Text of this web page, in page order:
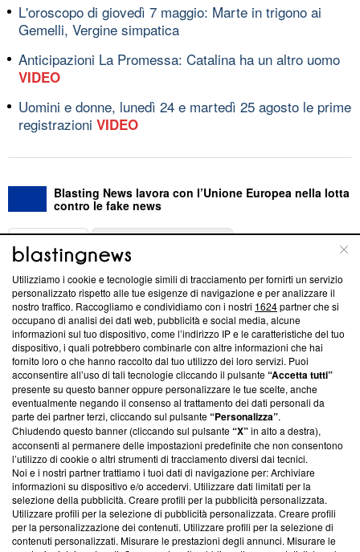
L'oroscopo di giovedì 7 maggio: Marte in trigono ai
Gemelli, Vergine simpatica
Anticipazioni La Promessa: Catalina ha un altro uomo
VIDEO
Uomini e donne, lunedì 24 e martedì 25 agosto le prime
registrazioni VIDEO
Blasting News lavora con l’Unione Europea nella lotta
contro le fake news
ABOUT
Questa sezione offre informazioni trasparenti su Blasting
News, sui nostri processi editoriali e su come ci impegniamo a
creare news di qualità. Inoltre, afferma la nostra aderenza a
‘Trust Project - News with Integrity’Blasting News non è
ancora membro del programma, ma ha richiesto di farne
parte; Trust Project non ha ancora effettuato una verifica di
conformità agli standard.
Su di noi
Team editoriale
Corporate
Redazione
Informativa Privacy
Utilizziamo i cookie e tecnologie simili di tracciamento per fornirti un servizio
personalizzato rispetto alle tue esigenze di navigazione e per analizzare il
nostro traffico. Raccogliamo e condividiamo con i nostri 1624partner che si
occupano di analisi dei dati web, pubblicità e social media, alcune
informazioni sul tuo dispositivo, come l’indirizzo IP e le caratteristiche del tuo
dispositivo, i quali potrebbero combinarle con altre informazioni che hai
fornito loro o che hanno raccolto dal tuo utilizzo dei loro servizi. Puoi
acconsentire all’uso di tali tecnologie cliccando il pulsante“Accetta tutti”
presente su questo banner oppure personalizzare le tue scelte, anche
eventualmente negando il consenso al trattamento dei dati personali da
parte dei partner terzi, cliccando sul pulsante“Personalizza”.
Chiudendo questo banner (cliccando sul pulsante“X”in alto a destra),
acconsenti al permanere delle impostazioni predefinite che non consentono
l’utilizzo di cookie o altri strumenti di tracciamento diversi dai tecnici.
Noi e i nostri partner trattiamo i tuoi dati di navigazione per: Archiviare
informazioni su dispositivo e/o accedervi. Utilizzare dati limitati per la
selezione della pubblicità. Creare profili per la pubblicità personalizzata.
Utilizzare profili per la selezione di pubblicità personalizzata. Creare profili
per la personalizzazione dei contenuti. Utilizzare profili per la selezione di
contenuti personalizzati. Misurare le prestazioni degli annunci. Misurare le